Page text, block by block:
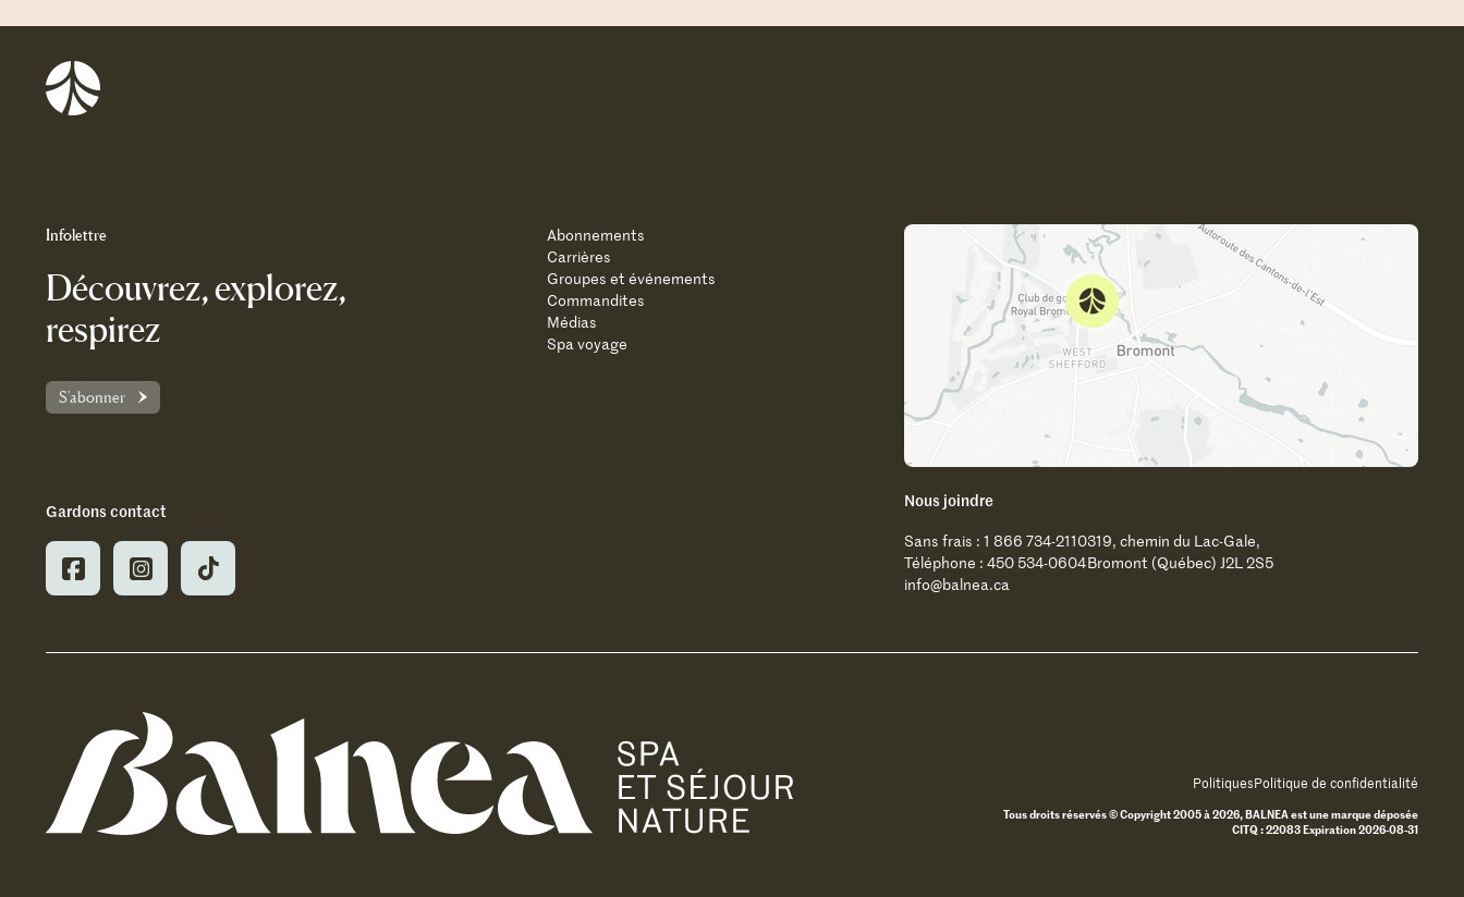
Balnea
Infolettre
Découvrez, explorez,
respirez
S'abonner
Gardons contact
Abonnements
Carrières
Groupes et événements
Commandites
Médias
Spa voyage
Nous joindre
Sans frais : 1 866 734-2110
Téléphone : 450 534-0604
info@balnea.ca
319, chemin du Lac-Gale,
Bromont (Québec) J2L 2S5
PolitiquesPolitique de confidentialité
Tous droits réservés © Copyright 2005 à 2026, BALNEA est une marque déposée
CITQ : 22083 Expiration 2026-08-31